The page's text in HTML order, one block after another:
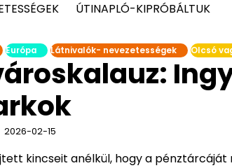
ÚTINAPLÓ-KIPRÓBÁLTUK
Európa Látnivalók- nevezetességek Olcsó
2026-02-15
kincseit anélkül, hogy a